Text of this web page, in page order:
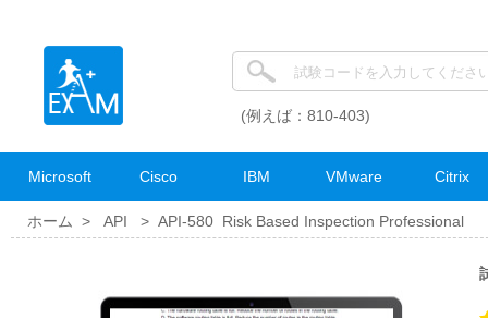
(例えば：810-403)
Microsoft Cisco IBM VMware Citrix
ホーム > API > API-580 Risk Based Inspection Professional